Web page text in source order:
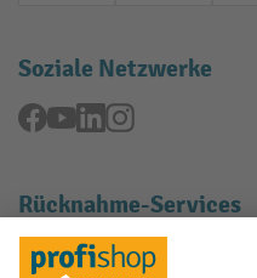
Soziale Netzwerke
Facebook
YouTubeLinkedInInstagram
Rücknahme-Services
Elektrogeräte Rückname